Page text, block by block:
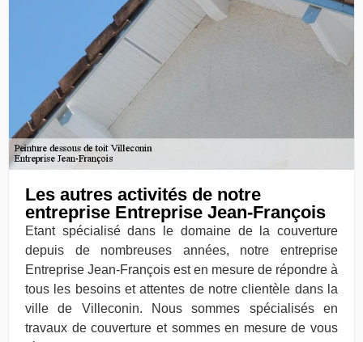
Les autres activités de notre
entreprise Entreprise Jean-François
Etant spécialisé dans le domaine de la couverture
depuis de nombreuses années, notre entreprise
Entreprise Jean-François est en mesure de répondre à
tous les besoins et attentes de notre clientèle dans la
ville de Villeconin. Nous sommes spécialisés en
travaux de couverture et sommes en mesure de vous